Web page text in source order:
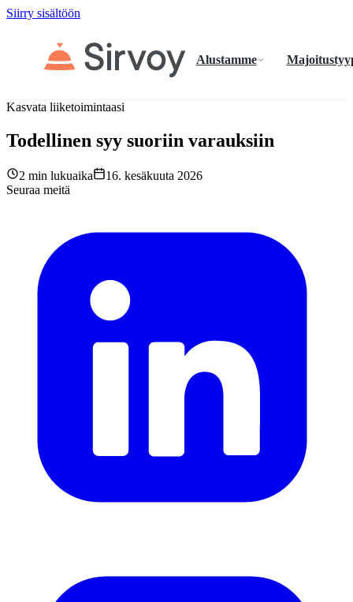
Siirry sisältöön
Alustamme
Kasvata liiketoimintaasi
Todellinen syy suoriin varauksiin
2 min lukuaika
16. kesäkuuta 2026
Seuraa meitä